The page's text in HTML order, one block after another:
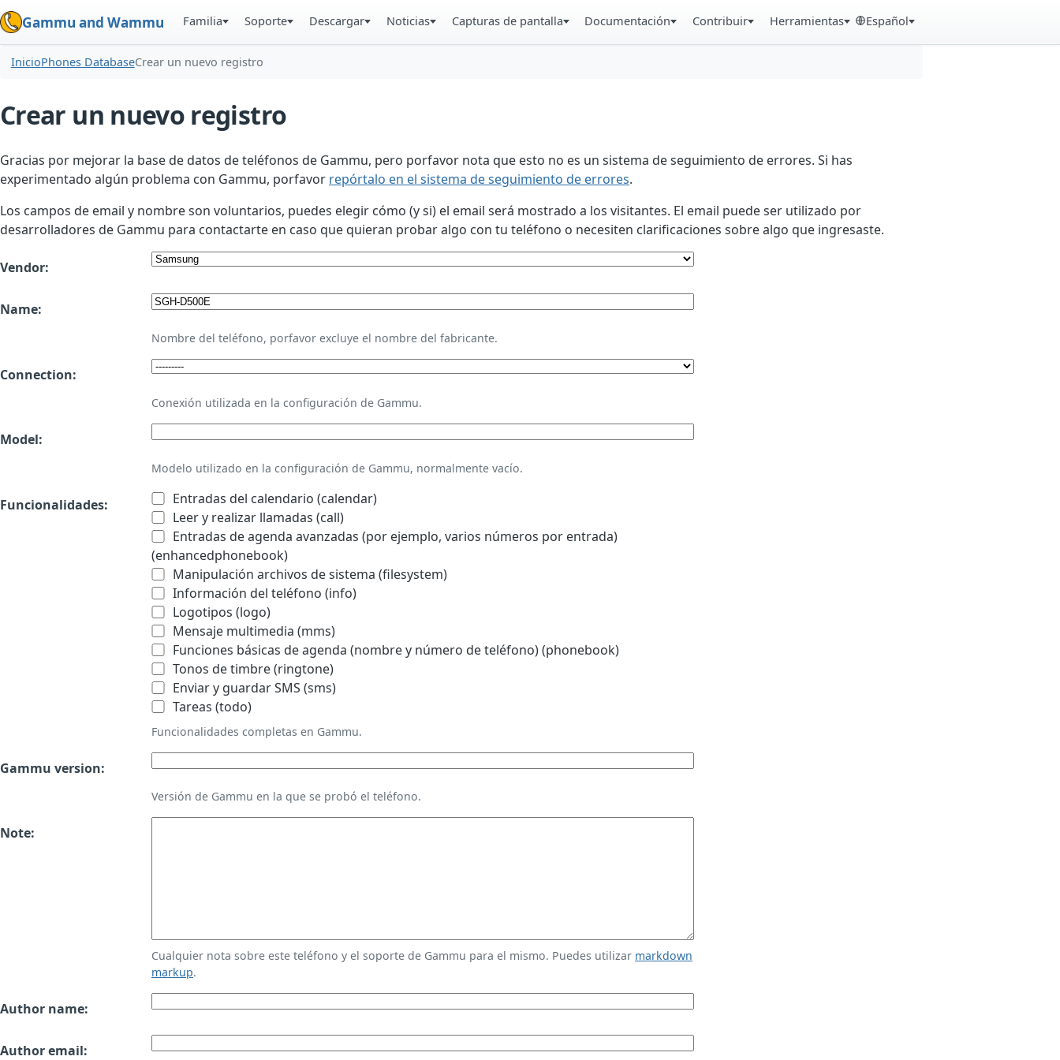
Gammu and Wammu Familia Soporte Descargar Noticias Capturas de pantalla Documentación Contribuir Herramientas Español
InicioPhones DatabaseCrear un nuevo registro
Crear un nuevo registro
Gracias por mejorar la base de datos de teléfonos de Gammu, pero porfavor nota que esto no es un sistema de seguimiento de errores. Si has
experimentado algún problema con Gammu, porfavor repórtalo en el sistema de seguimiento de errores.
Los campos de email y nombre son voluntarios, puedes elegir cómo (y si) el email será mostrado a los visitantes. El email puede ser utilizado por
desarrolladores de Gammu para contactarte en caso que quieran probar algo con tu teléfono o necesiten clarificaciones sobre algo que ingresaste.
Vendor:
Name:
Nombre del teléfono, porfavor excluye el nombre del fabricante.
Connection:
Conexión utilizada en la configuración de Gammu.
Model:
Modelo utilizado en la configuración de Gammu, normalmente vacío.
Funcionalidades:
Entradas del calendario (calendar)
Leer y realizar llamadas (call)
Entradas de agenda avanzadas (por ejemplo, varios números por entrada)
(enhancedphonebook)
Manipulación archivos de sistema (filesystem)
Información del teléfono (info)
Logotipos (logo)
Mensaje multimedia (mms)
Funciones básicas de agenda (nombre y número de teléfono) (phonebook)
Tonos de timbre (ringtone)
Enviar y guardar SMS (sms)
Tareas (todo)
Funcionalidades completas en Gammu.
Gammu version:
Versión de Gammu en la que se probó el teléfono.
Note:
Cualquier nota sobre este teléfono y el soporte de Gammu para el mismo. Puedes utilizar markdown
markup.
Author name:
Author email: